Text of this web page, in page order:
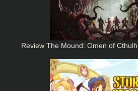
Review The Mound: Omen of